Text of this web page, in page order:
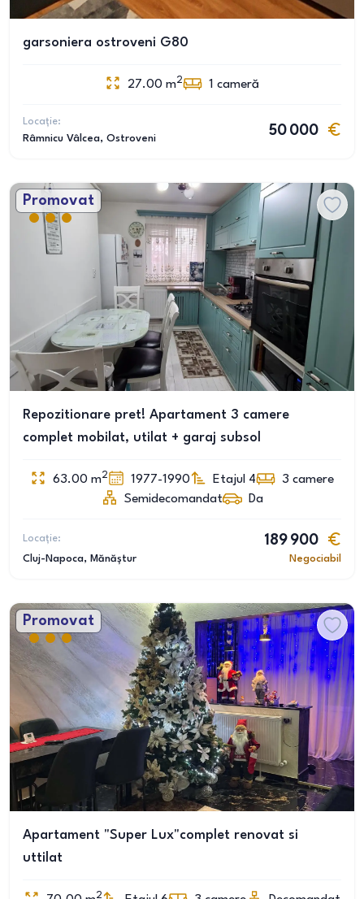
garsoniera ostroveni G80
27.00 m2 1 cameră
Locație:
Râmnicu Vâlcea, Ostroveni
50 000
Promovat
Repozitionare pret! Apartament 3 camere
complet mobilat, utilat + garaj subsol
63.00 m2 1977-1990 Etajul 4 3 camere
Semidecomandat
Da
Locație:
Cluj-Napoca, Mănăștur
189 900
Negociabil
Promovat
Apartament "Super Lux"complet renovat si
uttilat
2